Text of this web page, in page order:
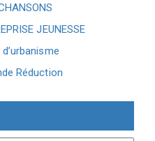
JEUNESSE
Réduction